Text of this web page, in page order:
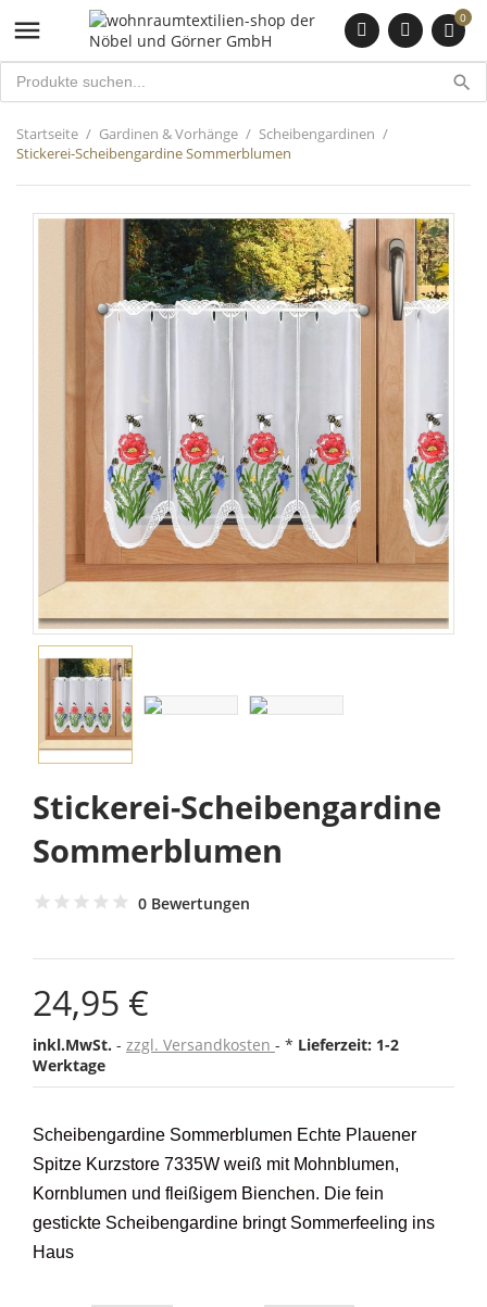
 0
search
Startseite Gardinen & Vorhänge
Scheibengardinen
Stickerei-Scheibengardine Sommerblumen
Stickerei-Scheibengardine
Sommerblumen
0 Bewertungen
24,95 €
inkl.MwSt. zzgl. Versandkosten * Lieferzeit: 1-2
Werktage
Scheibengardine Sommerblumen Echte Plauener
Spitze Kurzstore 7335W weiß mit Mohnblumen,
Kornblumen und fleißigem Bienchen. Die fein
gestickte Scheibengardine bringt Sommerfeeling ins
Haus